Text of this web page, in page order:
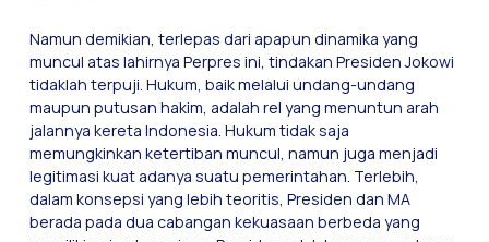
Namun demikian, terlepas dari apapun dinamika yang
muncul atas lahirnya Perpres ini, tindakan Presiden Jokowi
tidaklah terpuji. Hukum, baik melalui undang-undang
maupun putusan hakim, adalah rel yang menuntun arah
jalannya kereta Indonesia. Hukum tidak saja
memungkinkan ketertiban muncul, namun juga menjadi
legitimasi kuat adanya suatu pemerintahan. Terlebih,
dalam konsepsi yang lebih teoritis, Presiden dan MA
berada pada dua cabangan kekuasaan berbeda yang